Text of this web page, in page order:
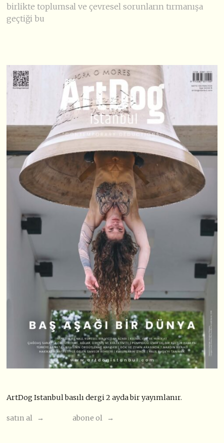
birlikte toplumsal ve çevresel sorunların tırmanışa
geçtiği bu
ArtDog Istanbul basılı dergi 2 ayda bir yayımlanır.
satın al → abone ol →